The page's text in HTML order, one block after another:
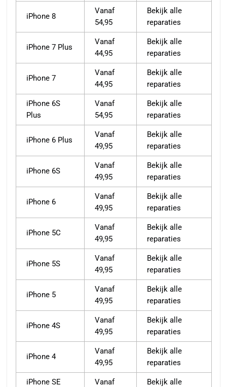
iPhone 8
Vanaf
54,95
Bekijk alle
reparaties
iPhone 7 Plus
Vanaf
44,95
Bekijk alle
reparaties
iPhone 7
Vanaf
44,95
Bekijk alle
reparaties
iPhone 6S
Plus
Vanaf
54,95
Bekijk alle
reparaties
iPhone 6 Plus
Vanaf
49,95
Bekijk alle
reparaties
iPhone 6S
Vanaf
49,95
Bekijk alle
reparaties
iPhone 6
Vanaf
49,95
Bekijk alle
reparaties
iPhone 5C
Vanaf
49,95
Bekijk alle
reparaties
iPhone 5S
Vanaf
49,95
Bekijk alle
reparaties
iPhone 5
Vanaf
49,95
Bekijk alle
reparaties
iPhone 4S
Vanaf
49,95
Bekijk alle
reparaties
iPhone 4
Vanaf
49,95
Bekijk alle
reparaties
iPhone SE
Vanaf
Bekijk alle